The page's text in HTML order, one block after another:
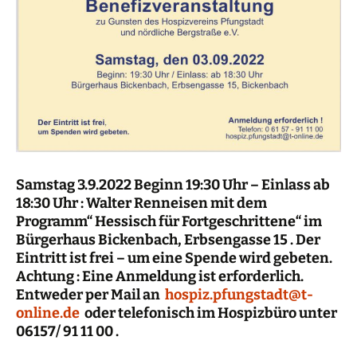
Samstag 3.9.2022 Beginn 19:30 Uhr – Einlass ab
18:30 Uhr : Walter Renneisen mit dem
Programm“ Hessisch für Fortgeschrittene“ im
Bürgerhaus Bickenbach, Erbsengasse 15 . Der
Eintritt ist frei – um eine Spende wird gebeten.
Achtung : Eine Anmeldung ist erforderlich.
Entweder per Mail an hospiz.pfungstadt@t-
online.de oder telefonisch im Hospizbüro unter
06157/ 91 11 00 .